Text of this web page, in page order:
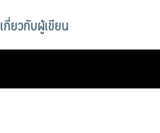
เกี่ยวกับผู้เขียน